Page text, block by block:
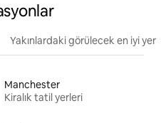
Yakınlardaki görülecek en iyi
Manchester
Kiralık tatil yerleri